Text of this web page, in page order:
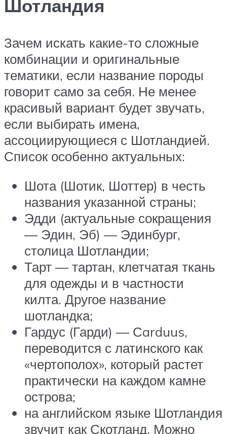
Шотландия
Зачем искать какие-то сложные
комбинации и оригинальные
тематики, если название породы
говорит само за себя. Не менее
красивый вариант будет звучать,
если выбирать имена,
ассоциирующиеся с Шотландией.
Список особенно актуальных:
Шота (Шотик, Шоттер) в честь
названия указанной страны;
Эдди (актуальные сокращения
— Эдин, Эб) — Эдинбург,
столица Шотландии;
Тарт — тартан, клетчатая ткань
для одежды и в частности
килта. Другое название
шотландка;
Гардус (Гарди) — Сarduus,
переводится с латинского как
«чертополох», который растет
практически на каждом камне
острова;
на английском языке Шотландия
звучит как Скотланд. Можно